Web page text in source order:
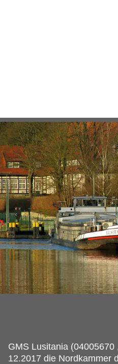
GMS Lusitania
12.2017 die Nordkammer